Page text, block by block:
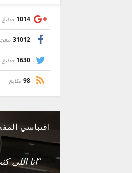
1014 متابع
31012
1630 متابع
98 متابع
اقتباسي
“انا اللى